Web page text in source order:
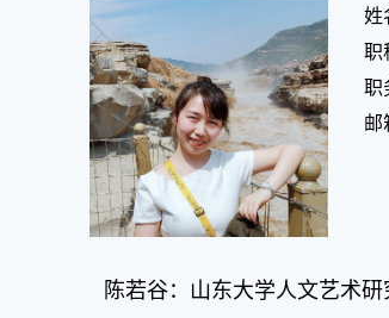
姓
职
职
邮
陈若谷：山东大学人文艺术研